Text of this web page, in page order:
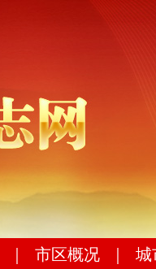
市区概况 城